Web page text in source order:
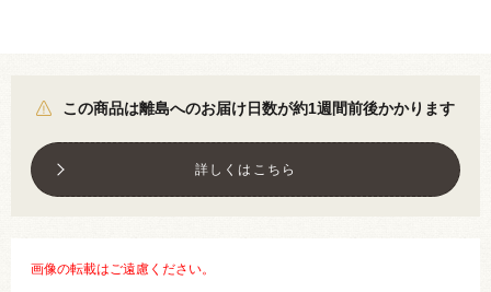
この商品は離島へのお届け日数が約1週間前後かかります
詳しくはこちら
画像の転載はご遠慮ください。